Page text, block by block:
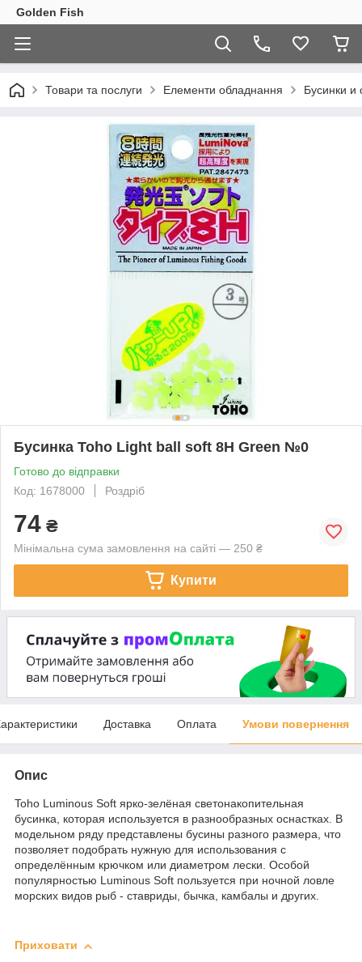
Golden Fish
Товари та послуги Елементи обладнання Бусинки и
Бусинка Toho Light ball soft 8H Green №0
Готово до відправки
Код: 1678000
Роздріб
74 ₴
Мінімальна сума замовлення на сайті — 250 ₴
Купити
Доставка Оплата Умови повернення
Опис
Toho Luminous Soft ярко-зелёная светонакопительная
бусинка, которая используется в разнообразных оснастках. В
модельном ряду представлены бусины разного размера, что
позволяет подобрать нужную для использования с
определённым крючком или диаметром лески. Особой
популярностью Luminous Soft пользуется при ночной ловле
морских видов рыб - ставриды, бычка, камбалы и других.
Приховати